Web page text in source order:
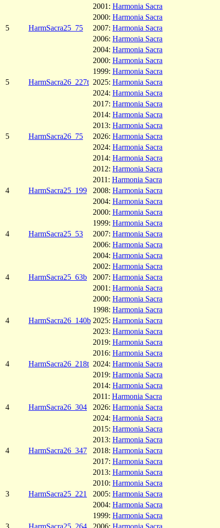
2001: Harmonia Sacra
2000: Harmonia Sacra
5
HarmSacra25_75 2007: Harmonia Sacra
2006: Harmonia Sacra
2004: Harmonia Sacra
2000: Harmonia Sacra
1999: Harmonia Sacra
5
HarmSacra26_227t 2025: Harmonia Sacra
2024: Harmonia Sacra
2017: Harmonia Sacra
2014: Harmonia Sacra
2013: Harmonia Sacra
5
HarmSacra26_75 2026: Harmonia Sacra
2024: Harmonia Sacra
2014: Harmonia Sacra
2012: Harmonia Sacra
2011: Harmonia Sacra
4
HarmSacra25_199 2008: Harmonia Sacra
2004: Harmonia Sacra
2000: Harmonia Sacra
1999: Harmonia Sacra
4
HarmSacra25_53 2007: Harmonia Sacra
2006: Harmonia Sacra
2004: Harmonia Sacra
2002: Harmonia Sacra
4
HarmSacra25_63b 2007: Harmonia Sacra
2001: Harmonia Sacra
2000: Harmonia Sacra
1998: Harmonia Sacra
4
HarmSacra26_140b 2025: Harmonia Sacra
2023: Harmonia Sacra
2019: Harmonia Sacra
2016: Harmonia Sacra
4
HarmSacra26_218t 2024: Harmonia Sacra
2019: Harmonia Sacra
2014: Harmonia Sacra
2011: Harmonia Sacra
4
HarmSacra26_304 2026: Harmonia Sacra
2024: Harmonia Sacra
2015: Harmonia Sacra
2013: Harmonia Sacra
4
HarmSacra26_347 2018: Harmonia Sacra
2017: Harmonia Sacra
2013: Harmonia Sacra
2010: Harmonia Sacra
3
HarmSacra25_221 2005: Harmonia Sacra
2004: Harmonia Sacra
1999: Harmonia Sacra
3
HarmSacra25_264 2006: Harmonia Sacra